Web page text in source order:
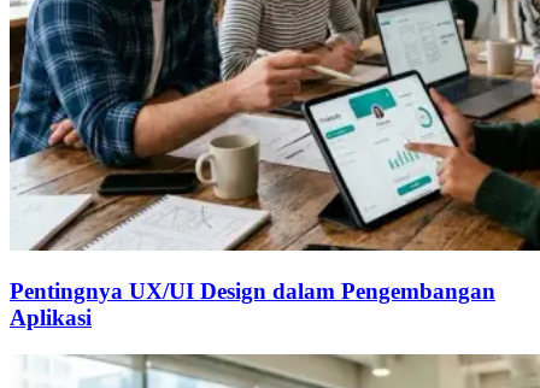
Pentingnya UX/UI Design dalam Pengembangan
Aplikasi